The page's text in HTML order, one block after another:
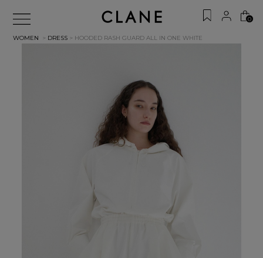
0
WOMEN > DRESS > HOODED RASH GUARD ALL IN ONEWHITE